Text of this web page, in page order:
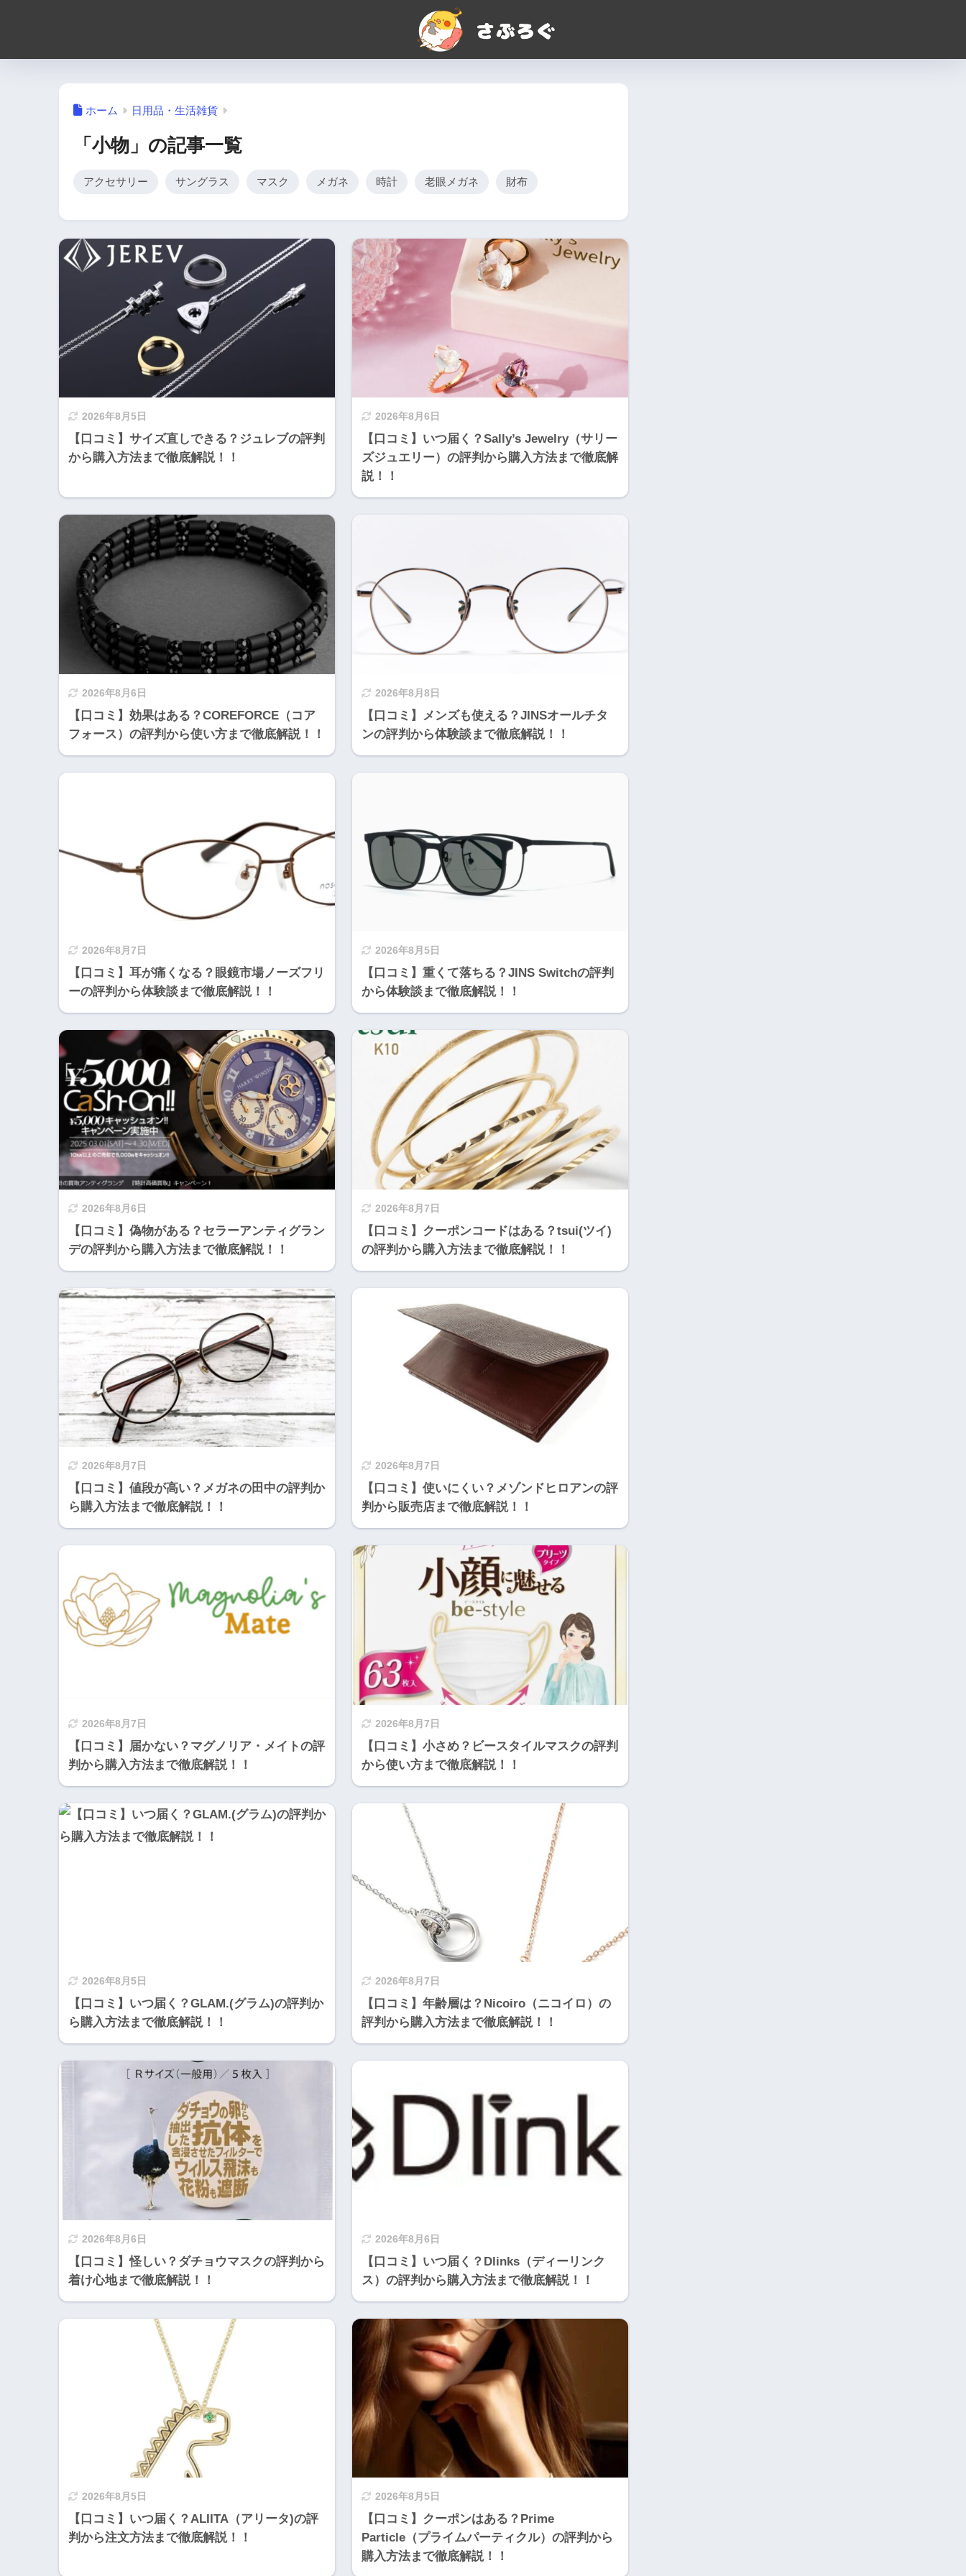
ホーム 日用品・生活雑貨
「小物」の記事一覧
アクセサリー サングラス マスク メガネ 時計 老眼メガネ 財布
2026年8月5日
【口コミ】サイズ直しできる？ジュレブの評判
から購入方法まで徹底解説！！
2026年8月6日
【口コミ】いつ届く？Sally’s Jewelry（サリー
ズジュエリー）の評判から購入方法まで徹底解
説！！
2026年8月6日
【口コミ】効果はある？COREFORCE（コア
フォース）の評判から使い方まで徹底解説！！
2026年8月8日
【口コミ】メンズも使える？JINSオールチタ
ンの評判から体験談まで徹底解説！！
2026年8月7日
【口コミ】耳が痛くなる？眼鏡市場ノーズフリ
ーの評判から体験談まで徹底解説！！
2026年8月5日
【口コミ】重くて落ちる？JINS Switchの評判
から体験談まで徹底解説！！
2026年8月6日
【口コミ】偽物がある？セラーアンティグラン
デの評判から購入方法まで徹底解説！！
2026年8月7日
【口コミ】クーポンコードはある？tsui(ツイ)
の評判から購入方法まで徹底解説！！
2026年8月7日
【口コミ】値段が高い？メガネの田中の評判か
ら購入方法まで徹底解説！！
2026年8月7日
【口コミ】使いにくい？メゾンドヒロアンの評
判から販売店まで徹底解説！！
2026年8月7日
【口コミ】届かない？マグノリア・メイトの評
判から購入方法まで徹底解説！！
2026年8月7日
【口コミ】小さめ？ビースタイルマスクの評判
から使い方まで徹底解説！！
2026年8月5日
【口コミ】いつ届く？GLAM.(グラム)の評判か
ら購入方法まで徹底解説！！
2026年8月7日
【口コミ】年齢層は？Nicoiro（ニコイロ）の
評判から購入方法まで徹底解説！！
2026年8月6日
【口コミ】怪しい？ダチョウマスクの評判から
着け心地まで徹底解説！！
2026年8月6日
【口コミ】いつ届く？Dlinks（ディーリンク
ス）の評判から購入方法まで徹底解説！！
2026年8月5日
【口コミ】いつ届く？ALIITA（アリータ)の評
判から注文方法まで徹底解説！！
2026年8月5日
【口コミ】クーポンはある？Prime
Particle（プライムパーティクル）の評判から
購入方法まで徹底解説！！